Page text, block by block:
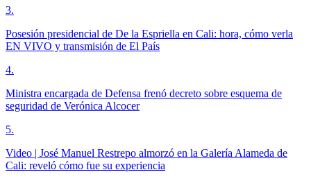
3.
Posesión presidencial de De la Espriella en Cali: hora, cómo verla
EN VIVO y transmisión de El País
4.
Ministra encargada de Defensa frenó decreto sobre esquema de
seguridad de Verónica Alcocer
5.
Video | José Manuel Restrepo almorzó en la Galería Alameda de
Cali: reveló cómo fue su experiencia